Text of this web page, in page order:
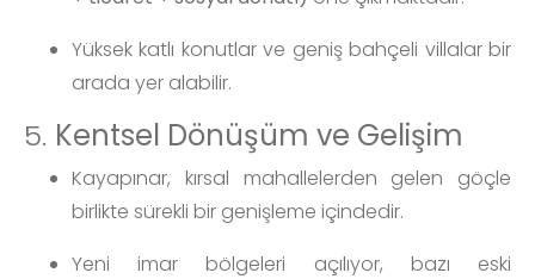
Yüksek katlı konutlar ve geniş bahçeli villalar bir
arada yer alabilir.
5. Kentsel Dönüşüm ve Gelişim
Kayapınar, kırsal mahallelerden gelen göçle
birlikte sürekli bir genişleme içindedir.
Yeni imar bölgeleri açılıyor, bazı eski